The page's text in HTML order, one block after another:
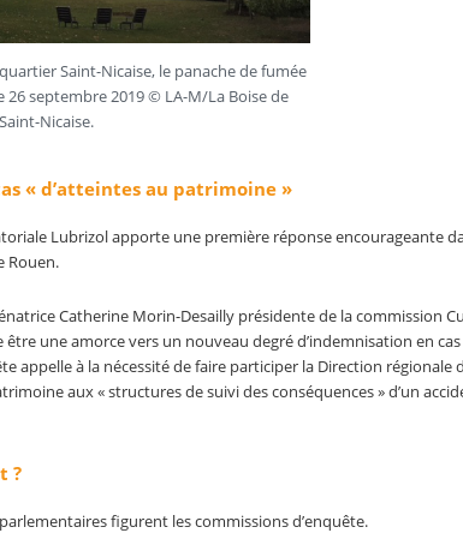
Saint-Nicaise, le panache de fumée
26 septembre 2019 © LA-M/La Boise de
Saint-Nicaise.
« d’atteintes au patrimoine »
Lubrizol apporte une première réponse encourageante
Rouen.
Catherine Morin-Desailly présidente de la commission
une amorce vers un nouveau degré d’indemnisation en cas
appelle à la nécessité de faire participer la Direction régionale
aux « structures de suivi des conséquences » d’un
?
figurent les commissions d’enquête.